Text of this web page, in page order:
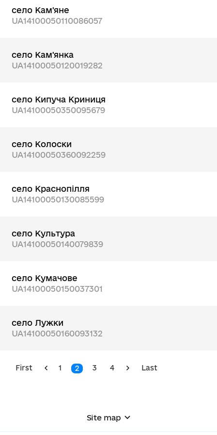
село Кам'яне
UA14100050110086057
село Кам'янка
UA14100050120019282
село Кипуча Криниця
UA14100050350095679
село Колоски
UA14100050360092259
село Краснопілля
UA14100050130085599
село Культура
UA14100050140079839
село Кумачове
UA14100050150037301
село Лужки
UA14100050160093132
First 1 2 3 4 Last
Site map